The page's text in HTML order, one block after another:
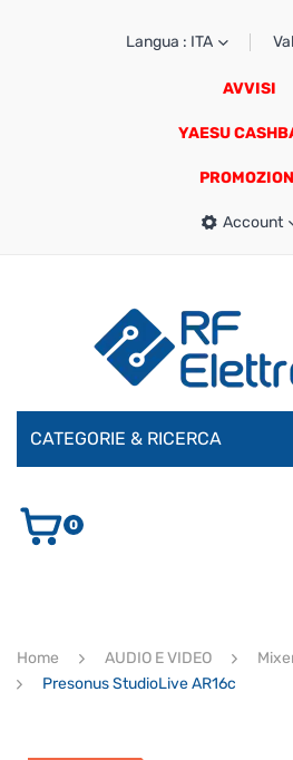
Langua : ITA
AVVISI
YAESU
Account
CATEGORIE & RICERCA
AUDIO E VIDEO
ULTIMI ARRIVI
0
Home AUDIO E VIDEO
Presonus StudioLive AR16c